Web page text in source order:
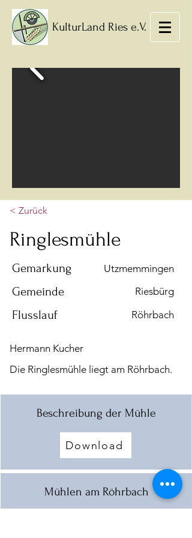
KulturLand Ries e.V.
< Zurück
Ringlesmühle
Utzmemmingen
Gemarkung
Riesbürg
Gemeinde
Röhrbach
Flusslauf
Hermann Kucher
Die Ringlesmühle liegt am Röhrbach.
Beschreibung der Mühle
Download
Mühlen am Röhrbach